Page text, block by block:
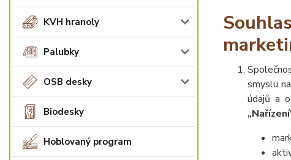
KVH hranoly
Palubky
OSB desky
Biodesky
Hoblovaný program
smyslu
údajů a